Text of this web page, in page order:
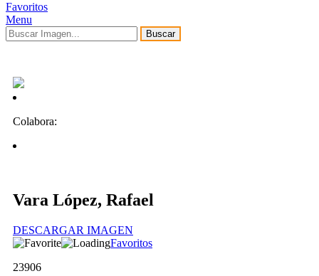
Favoritos
Menu
Buscar
Colabora:
Vara López, Rafael
DESCARGAR IMAGEN
Favoritos
23906